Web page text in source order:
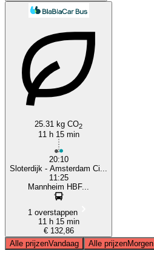
25.31 kg CO2
11 h 15 min
20:10
Sloterdijk - Amsterdam Ci...
11:25
Mannheim HBF...
1 overstappen
11 h 15 min
€ 132,86
Alle prijzenVandaag Alle prijzenMorgen